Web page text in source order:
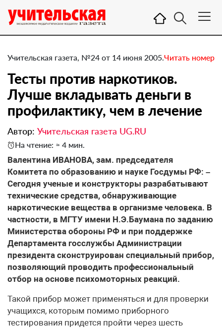
Учительская газета, №24 от 14 июня 2005.Читать номер
Тесты против наркотиков.
Лучше вкладывать деньги в
профилактику, чем в лечение
Автор: Учительская газета UG.RU
На чтение: ≈ 4 мин.
Валентина ИВАНОВА, зам. председателя
Комитета по образованию и науке Госдумы РФ: –
Сегодня ученые и конструкторы разрабатывают
технические средства, обнаруживающие
наркотические вещества в организме человека. В
частности, в МГТУ имени Н.Э.Баумана по заданию
Министерства обороны РФ и при поддержке
Департамента госслужбы Администрации
президента сконструирован специальный прибор,
позволяющий проводить профессиональный
отбор на основе психомоторных реакций.
Такой прибор может применяться и для проверки
учащихся, которым помимо приборного
тестирования придется пройти через шесть